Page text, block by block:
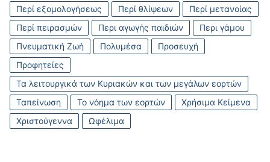
Περί εξομολογήσεως
Περί θλίψεων
Περί μετανοίας
Περί πειρασμών
Περι αγωγής παιδιών
Περι γάμου
Πνευματική Ζωή
Πολυμέσα
Προσευχή
Προφητείες
Τα λειτουργικά των Κυριακών και των μεγάλων εορτών
Ταπείνωση
Το νόημα των εορτών
Χρήσιμα Κείμενα
Χριστούγεννα
Ωφέλιμα